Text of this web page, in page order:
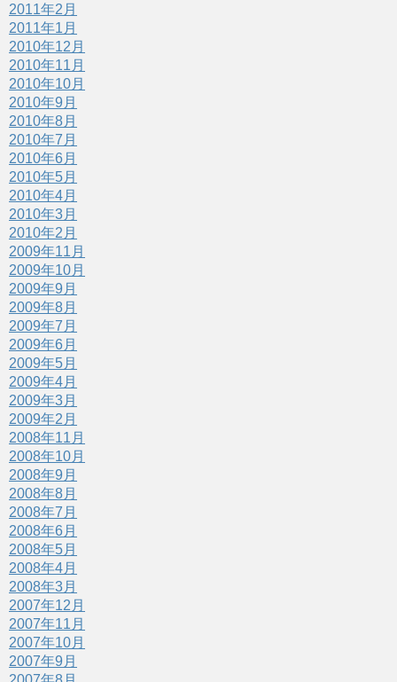
2011年2月
2011年1月
2010年12月
2010年11月
2010年10月
2010年9月
2010年8月
2010年7月
2010年6月
2010年5月
2010年4月
2010年3月
2010年2月
2009年11月
2009年10月
2009年9月
2009年8月
2009年7月
2009年6月
2009年5月
2009年4月
2009年3月
2009年2月
2008年11月
2008年10月
2008年9月
2008年8月
2008年7月
2008年6月
2008年5月
2008年4月
2008年3月
2007年12月
2007年11月
2007年10月
2007年9月